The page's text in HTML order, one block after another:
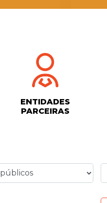
ENTIDADES
PARCEIRAS